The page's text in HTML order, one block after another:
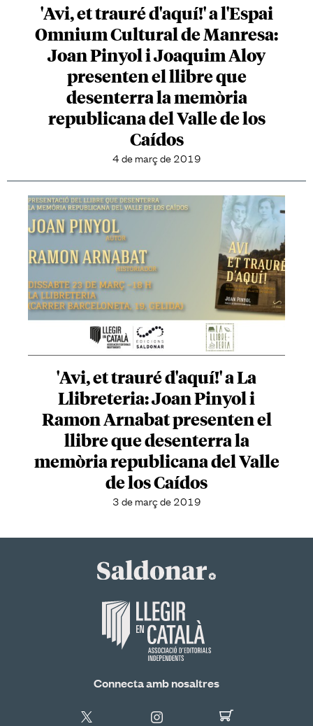
'Avi, et trauré d'aquí!' a l'Espai
Omnium Cultural de Manresa:
Joan Pinyol i Joaquim Aloy
presenten el llibre que
desenterra la memòria
republicana del Valle de los
Caídos
4 de març de 2019
'Avi, et trauré d'aquí!' a La
Llibreteria: Joan Pinyol i
Ramon Arnabat presenten el
llibre que desenterra la
memòria republicana del Valle
de los Caídos
3 de març de 2019
Connecta amb nosaltres